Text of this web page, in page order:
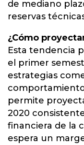
de mediano
reservas
¿Cómo
Esta tendencia
el primer
estrategias
permite
2020
financiera de la
espera un